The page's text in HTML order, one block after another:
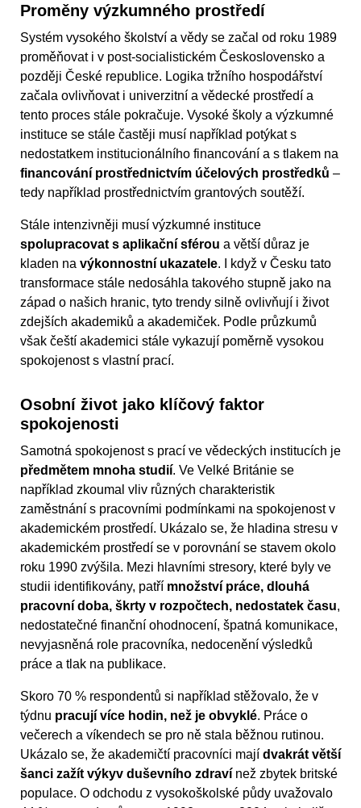
Proměny výzkumného prostředí
Systém vysokého školství a vědy se začal od roku 1989
proměňovat i v post-socialistickém Československo a
později České republice. Logika tržního hospodářství
začala ovlivňovat i univerzitní a vědecké prostředí a
tento proces stále pokračuje. Vysoké školy a výzkumné
instituce se stále častěji musí například potýkat s
nedostatkem institucionálního financování a s tlakem na
financování prostřednictvím účelových prostředků –
tedy například prostřednictvím grantových soutěží.
Stále intenzivněji musí výzkumné instituce
spolupracovat s aplikační sférou a větší důraz je
kladen na výkonnostní ukazatele. I když v Česku tato
transformace stále nedosáhla takového stupně jako na
západ o našich hranic, tyto trendy silně ovlivňují i život
zdejších akademiků a akademiček. Podle průzkumů
však čeští akademici stále vykazují poměrně vysokou
spokojenost s vlastní prací.
Osobní život jako klíčový faktor
spokojenosti
Samotná spokojenost s prací ve vědeckých institucích je
předmětem mnoha studií. Ve Velké Británie se
například zkoumal vliv různých charakteristik
zaměstnání s pracovními podmínkami na spokojenost v
akademickém prostředí. Ukázalo se, že hladina stresu v
akademickém prostředí se v porovnání se stavem okolo
roku 1990 zvýšila. Mezi hlavními stresory, které byly ve
studii identifikovány, patří množství práce, dlouhá
pracovní doba, škrty v rozpočtech, nedostatek času,
nedostatečné finanční ohodnocení, špatná komunikace,
nevyjasněná role pracovníka, nedocenění výsledků
práce a tlak na publikace.
Skoro 70 % respondentů si například stěžovalo, že v
týdnu pracují více hodin, než je obvyklé. Práce o
večerech a víkendech se pro ně stala běžnou rutinou.
Ukázalo se, že akademičtí pracovníci mají dvakrát větší
šanci zažít výkyv duševního zdraví než zbytek britské
populace. O odchodu z vysokoškolské půdy uvažovalo